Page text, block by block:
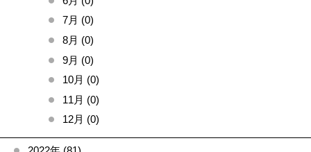
7月 (0)
8月 (0)
9月 (0)
10月 (0)
11月 (0)
12月 (0)